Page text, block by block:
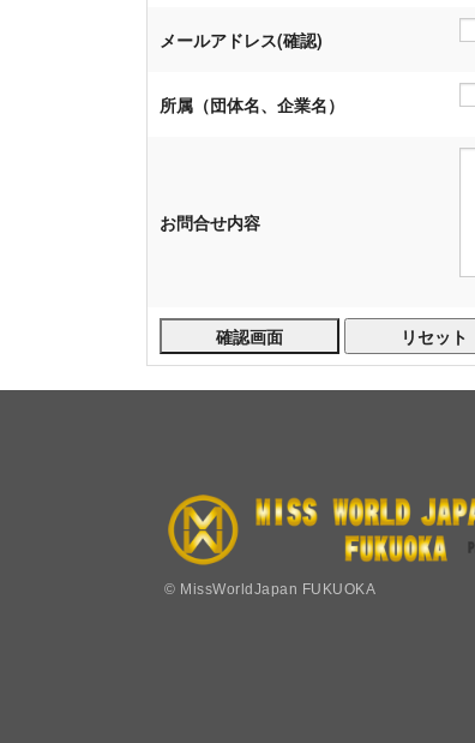
メールアドレス(確認)
所属（団体名、企業名）
お問合せ内容
© MissWorldJapan FUKUOKA